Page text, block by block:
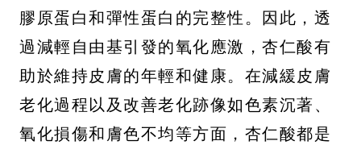
膠原蛋白和彈性蛋白的完整性。因此，透
過減輕自由基引發的氧化應激，杏仁酸有
助於維持皮膚的年輕和健康。在減緩皮膚
老化過程以及改善老化跡像如色素沉著、
氧化損傷和膚色不均等方面，杏仁酸都是